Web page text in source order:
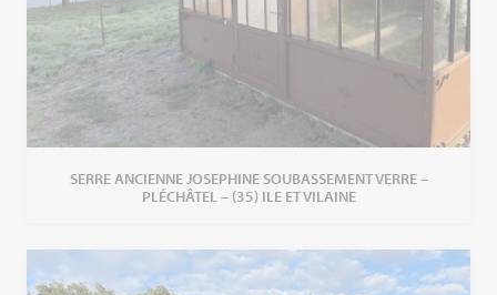
SERRE ANCIENNE JOSEPHINE SOUBASSEMENT VERRE –
PLÉCHÂTEL – (35) ILE ET VILAINE